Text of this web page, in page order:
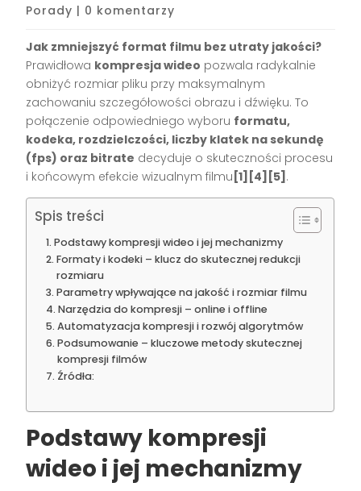
Porady | 0 komentarzy
Jak zmniejszyć format filmu bez utraty jakości?
Prawidłowa kompresja wideo pozwala radykalnie
obniżyć rozmiar pliku przy maksymalnym
zachowaniu szczegółowości obrazu i dźwięku. To
połączenie odpowiedniego wyboru formatu,
kodeka, rozdzielczości, liczby klatek na sekundę
(fps) oraz bitrate decyduje o skuteczności procesu
i końcowym efekcie wizualnym filmu [1][4][5] .
Spis treści
Podstawy kompresji wideo i jej mechanizmy
Formaty i kodeki – klucz do skutecznej redukcji
rozmiaru
Parametry wpływające na jakość i rozmiar filmu
Narzędzia do kompresji – online i offline
Automatyzacja kompresji i rozwój algorytmów
Podsumowanie – kluczowe metody skutecznej
kompresji filmów
Źródła:
Podstawy kompresji
wideo i jej mechanizmy